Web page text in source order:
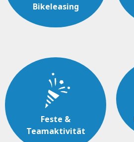
Bikeleasing
Feste &
Teamaktivität